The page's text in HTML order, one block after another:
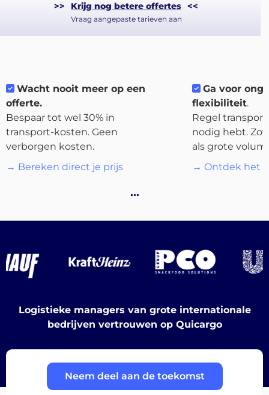
About
the
platform
Bestemmingen
Ontdek
Nederlands
>> Krijg nog betere offertes <<
Vraag aangepaste tarieven aan
Wacht nooit meer op een
offerte.
Bespaar tot wel 30% in
transport-kosten. Geen
verborgen kosten.
→ Bereken direct je prijs
Ga voor
flexibiliteit.
Regel
nodig hebt.
als grote
→ Ontdek het
…
Logistieke managers van grote internationale
bedrijven vertrouwen op Quicargo
Neem deel aan de toekomst